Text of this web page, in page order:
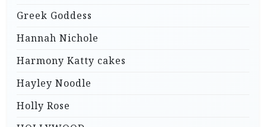
Greek Goddess
Hannah Nichole
Harmony Katty cakes
Hayley Noodle
Holly Rose